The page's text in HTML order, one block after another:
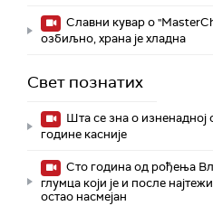
Славни кувар о
озбиљно, храна је хладна
Свет познатих
Шта се зна о
године касније
Сто година од рођења
глумца који је и после
остао насмејан